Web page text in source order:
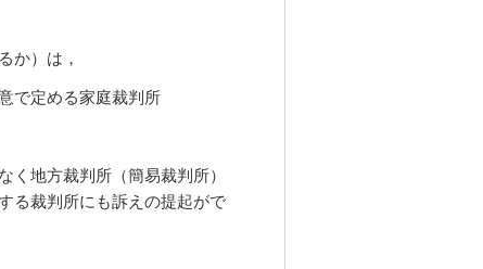
か）は，
で定める家庭裁判所
地方裁判所（簡易裁判所）
る裁判所にも訴えの提起がで